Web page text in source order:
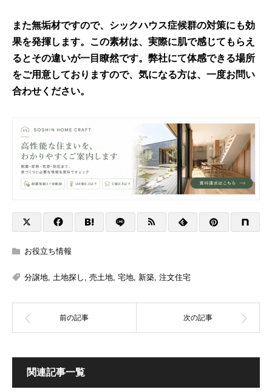
また無垢材ですので、シックハウス症候群の対策にも効
果を発揮します。この素材は、実際に肌で感じてもらえ
るとその違いが一目瞭然です。弊社にて体感できる場所
をご用意しておりますので、気になる方は、一度お問い
合わせください。
お役立ち情報
分譲地, 土地探し , 売土地, 宅地, 新築, 注文住宅
関連記事一覧